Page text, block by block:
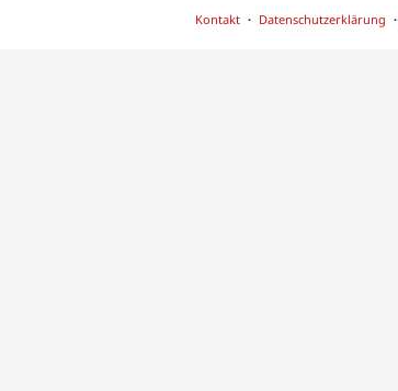
Kontakt Datenschutzerklärung